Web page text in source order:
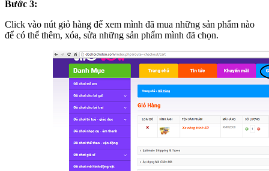
Bước 3:
Click vào nút giỏ hàng để xem mình đã mua những sản phẩm nào
để có thể thêm, xóa, sửa những sản phẩm mình đã chọn.